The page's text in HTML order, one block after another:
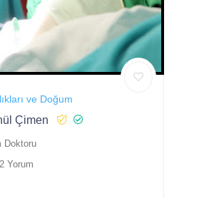
ve Doğum
Çimen
Doktoru
2 Yorum